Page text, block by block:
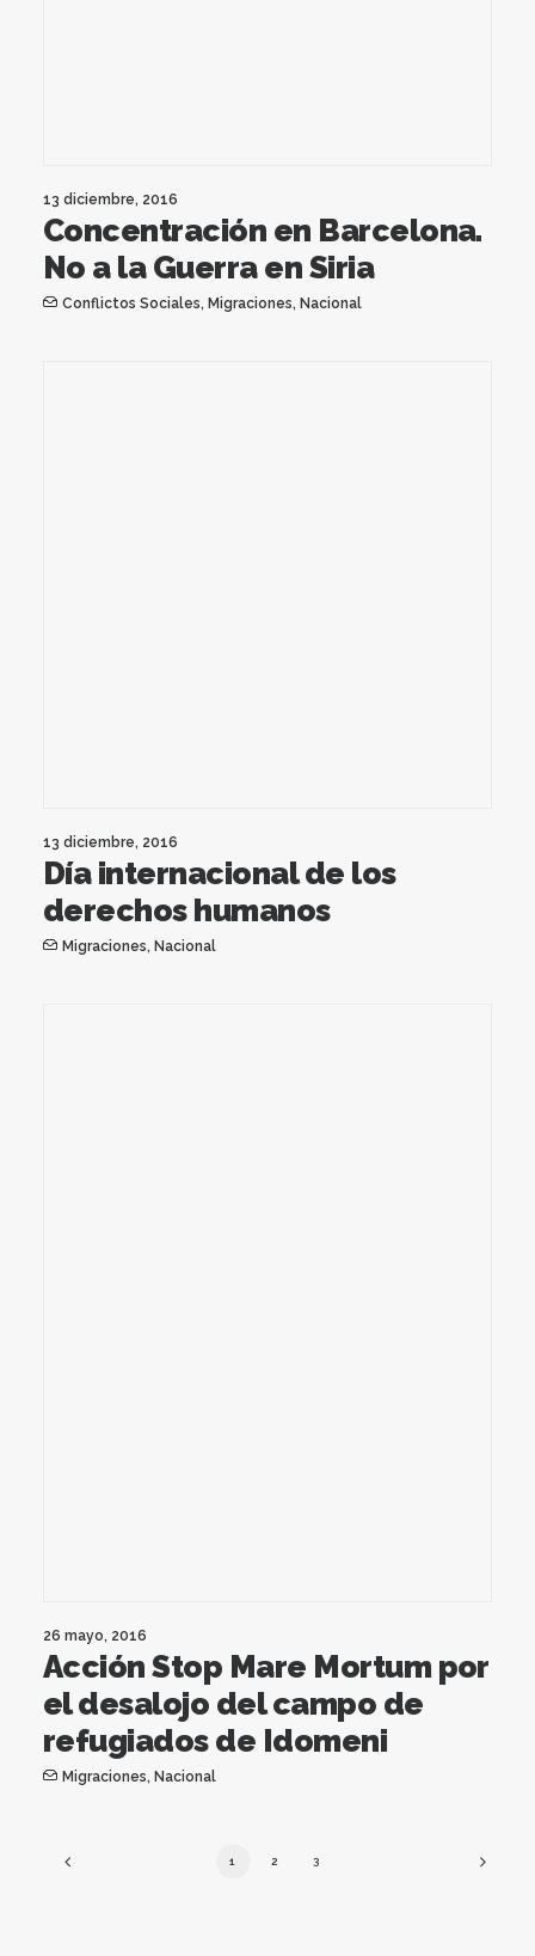
13 diciembre, 2016
Concentración en Barcelona.
No a la Guerra en Siria
Conflictos Sociales, Migraciones, Nacional
13 diciembre, 2016
Día internacional de los
derechos humanos
Migraciones, Nacional
26 mayo, 2016
Acción Stop Mare Mortum por
el desalojo del campo de
refugiados de Idomeni
Migraciones, Nacional
1 2 3